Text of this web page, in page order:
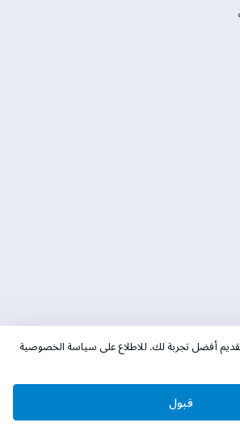
دهانات الجزيرة
أفضل تجربة لك. للاطلاع على سياسة الخصوصية
قبول